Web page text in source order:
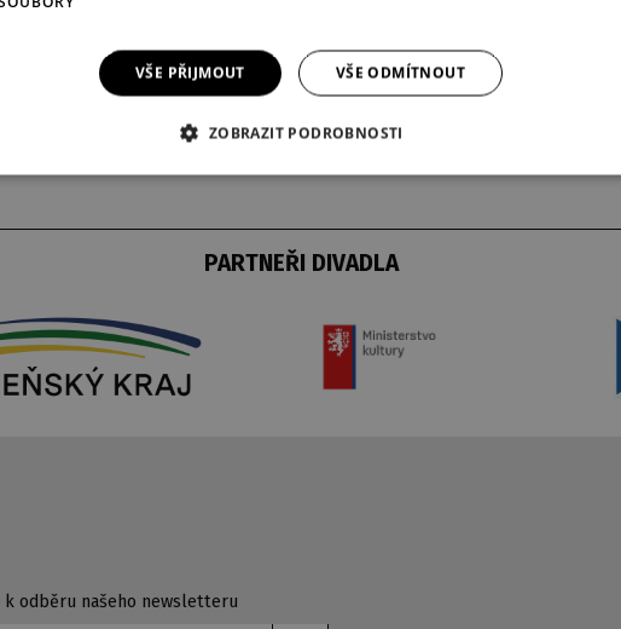
- recitál Věry Müllerové.
PARTNEŘI DIVADLA
k odběru našeho newsletteru
VŠE PŘIJMOUT VŠE ODMÍTNOUT
ZOBRAZIT PODROBNOSTI